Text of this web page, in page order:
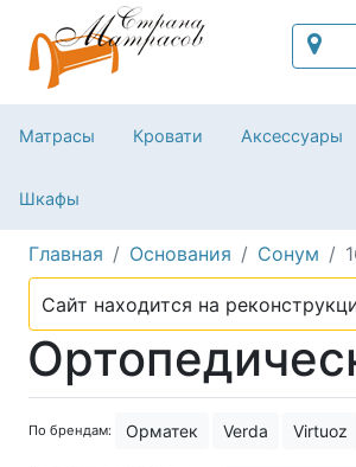
Матрасы Кровати Аксессуары
Шкафы
Главная Основания Сонум
Сайт находится на
По брендам: Орматек Verda Virtuoz